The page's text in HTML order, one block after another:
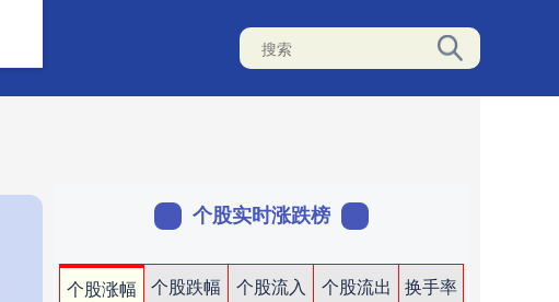
个股实时涨跌榜
个股涨幅 个股跌幅 个股流入 个股流出
换手率